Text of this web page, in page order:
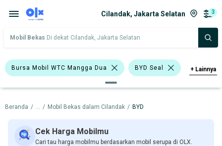
Cilandak, Jakarta Selatan 3
Mobil Bekas Di dekat Cilandak, Jakarta Selatan
Bursa Mobil WTC Mangga Dua BYD Seal
BYD
Harga Merek Dan Model Tahun
Tipe Bodi Tipe Membership
+ Lainnya
Beranda / ... / Mobil Bekas dalam Cilandak / BYD
Cek Harga Mobilmu
Cari tau harga mobilmu berdasarkan mobil serupa di OLX.